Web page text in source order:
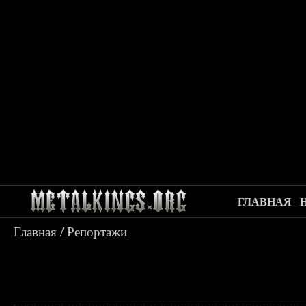
ГЛАВНАЯ
Главная /Репортажи